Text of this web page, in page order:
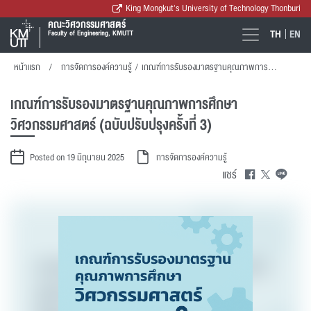
King Mongkut's University of Technology Thonburi
คณะวิศวกรรมศาสตร์
Faculty of Engineering, KMUTT TH EN
หน้าแรก การจัดการองค์ความรู้ / เกณฑ์การรับรองมาตรฐานคุณภาพการศึกษาวิศวกรรมศาสตร์ (ฉบับปรับปรุงครั้งที่ 3)
เกณฑ์การรับรองมาตรฐานคุณภาพการศึกษา
วิศวกรรมศาสตร์ (ฉบับปรับปรุงครั้งที่ 3)
Posted on 19 มิถุนายน 2025 การจัดการองค์ความรู้
แชร์